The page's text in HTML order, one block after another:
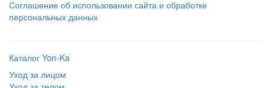
Соглашение об использовании сайта и обработке
персональных данных
Каталог Yon-Ka
Уход за лицом